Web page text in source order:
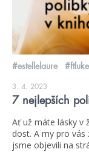
#estellelaure
3. 4. 2023
7 nejlepších
Ať už máte lásky v
dost. A my pro vás
jsme objevili na